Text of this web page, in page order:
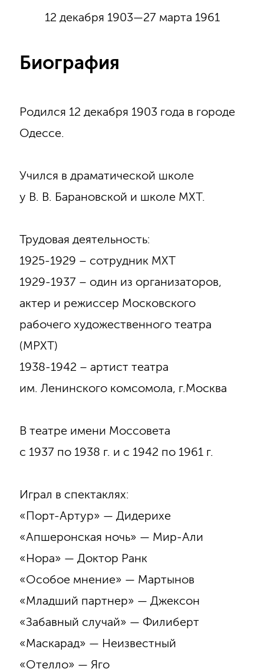
12 декабря 1903—27 марта 1961
Биография
Родился 12 декабря 1903 года в городе
Одессе.
Учился в драматической школе
у В. В. Барановской и школе МХТ.
Трудовая деятельность:
1925-1929 – сотрудник МХТ
1929-1937 – один из организаторов,
актер и режиссер Московского
рабочего художественного театра
(МРХТ)
1938-1942 – артист театра
им. Ленинского комсомола, г.Москва
В театре имени Моссовета
с 1937 по 1938 г. и с 1942 по 1961 г.
Играл в спектаклях:
«Порт-Артур» — Дидерихе
«Апшеронская ночь» — Мир-Али
«Нора» — Доктор Ранк
«Особое мнение» — Мартынов
«Младший партнер» — Джексон
«Забавный случай» — Филиберт
«Маскарад» — Неизвестный
«Отелло» — Яго